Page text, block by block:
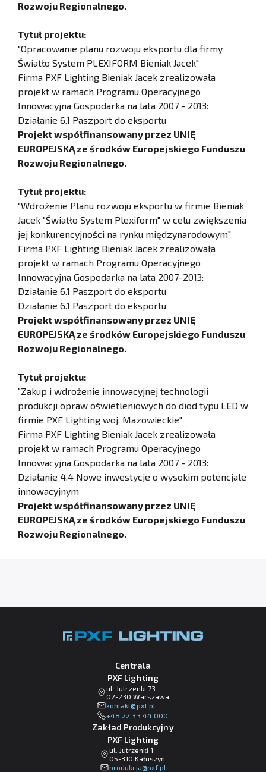
Rozwoju Regionalnego.
Tytuł projektu:
"Opracowanie planu rozwoju eksportu dla firmy
Światło System PLEXIFORM Bieniak Jacek"
Firma PXF Lighting Bieniak Jacek zrealizowała
projekt w ramach Programu Operacyjnego
Innowacyjna Gospodarka na lata 2007 - 2013:
Działanie 6.1 Paszport do eksportu
Projekt współfinansowany przez UNIĘ
EUROPEJSKĄ ze środków Europejskiego Funduszu
Rozwoju Regionalnego.
Tytuł projektu:
"Wdrożenie Planu rozwoju eksportu w firmie Bieniak
Jacek "Światło System Plexiform" w celu zwiększenia
jej konkurencyjności na rynku międzynarodowym"
Firma PXF Lighting Bieniak Jacek zrealizowała
projekt w ramach Programu Operacyjnego
Innowacyjna Gospodarka na lata 2007-2013:
Działanie 6.1 Paszport do eksportu
Działanie 6.1 Paszport do eksportu
Projekt współfinansowany przez UNIĘ
EUROPEJSKĄ ze środków Europejskiego Funduszu
Rozwoju Regionalnego.
Tytuł projektu:
"Zakup i wdrożenie innowacyjnej technologii
produkcji opraw oświetleniowych do diod typu LED w
firmie PXF Lighting woj. Mazowieckie"
Firma PXF Lighting Bieniak Jacek zrealizowała
projekt w ramach Programu Operacyjnego
Innowacyjna Gospodarka na lata 2007 - 2013:
Działanie 4.4 Nowe inwestycje o wysokim potencjale
innowacyjnym
Projekt współfinansowany przez UNIĘ
EUROPEJSKĄ ze środków Europejskiego Funduszu
Rozwoju Regionalnego.
Centrala
PXF Lighting
ul. Jutrzenki 73
02-230 Warszawa
lp.fxp@tkatnok
+48 22 33 44 000
Zakład Produkcyjny
PXF Lighting
ul. Jutrzenki 1
05-310 Kałuszyn
lp.fxp@ajckudorp